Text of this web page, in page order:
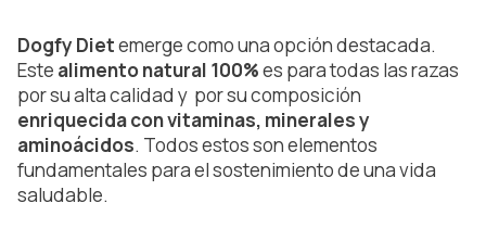
Dogfy Dietemerge como una opción destacada.
Este alimento natural 100%es para todas las razas
por su alta calidad y por su composición
enriquecida con vitaminas, minerales y
aminoácidos. Todos estos son elementos
fundamentales para el sostenimiento de una vida
saludable.